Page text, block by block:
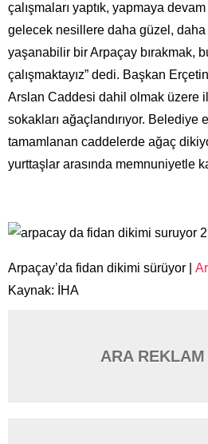
çalışmaları yaptık, yapmaya
gelecek nesillere daha güzel,
yaşanabilir bir Arpaçay bırakmak,
çalışmaktayız” dedi. Başkan
Arslan Caddesi dahil olmak üzere
sokakları ağaçlandırıyor. Belediye
tamamlanan caddelerde ağaç
yurttaşlar arasında memnuniyetle
Arpaçay’da fidan dikimi sürüyor |
Kaynak: İHA
ARA